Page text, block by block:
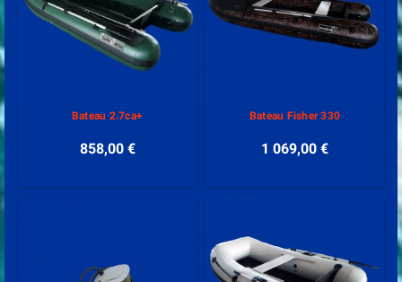
Bateau 2.7ca+
858,00 €
Bateau Fisher 330
1 069,00 €